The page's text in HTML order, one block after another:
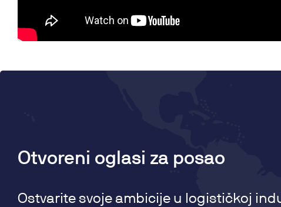
Otvoreni oglasi za posao
Ostvarite svoje ambicije u logističkoj